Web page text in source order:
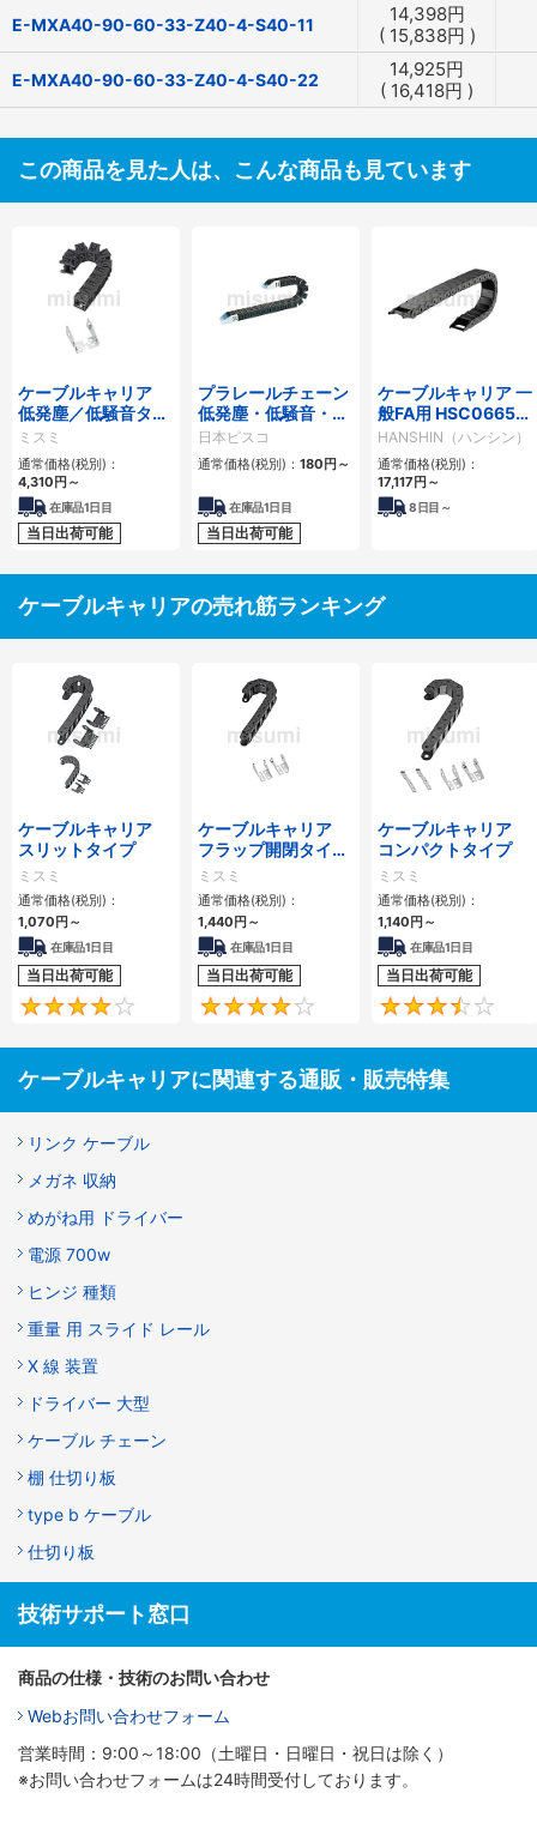
E-MXA40-90-60-33-Z40-4-S40-11 14,398円
( 15,838円 )
E-MXA40-90-60-33-Z40-4-S40-22 14,925円
( 16,418円 )
この商品を見た人は、こんな商品も見ています
ケーブルキャリア
低発塵／低騒音タイ
プ
ミスミ
通常価格(税別)：
4,310 円 ～
在庫品1日目
当日出荷可能
プラレールチェーン
低発塵・低騒音・フ
ラップ開閉・ヒンジ
連結タイプ SCシリ
ーズ
日本ピスコ
通常価格(税別)： 180 円 ～
在庫品1日目
当日出荷可能
ケーブルキャリア 一
般FA用 HSC0665シ
リーズ
HANSHIN（ハンシン）
通常価格(税別)：
17,117 円 ～
8日目～
ケーブルキャリアの売れ筋ランキング
ケーブルキャリア
スリットタイプ
ミスミ
通常価格(税別)：
1,070 円 ～
在庫品1日目
当日出荷可能
4.1
ケーブルキャリア
フラップ開閉タイ
プ 本体＋取付金具
ミスミ
通常価格(税別)：
1,440 円 ～
在庫品1日目
当日出荷可能
4.2
ケーブルキャリア
コンパクトタイプ
ミスミ
通常価格(税別)：
1,140 円 ～
在庫品1日目
当日出荷可能
ケーブルキャリアに関連する通販・販売特集
リンク ケーブル
メガネ 収納
めがね用 ドライバー
電源 700w
ヒンジ 種類
重量 用 スライド レール
X 線 装置
ドライバー 大型
ケーブル チェーン
棚 仕切り板
type b ケーブル
仕切り板
技術サポート窓口
商品の仕様・技術のお問い合わせ
Webお問い合わせフォーム
営業時間：9:00～18:00（土曜日・日曜日・祝日は除く）
※お問い合わせフォームは24時間受付しております。